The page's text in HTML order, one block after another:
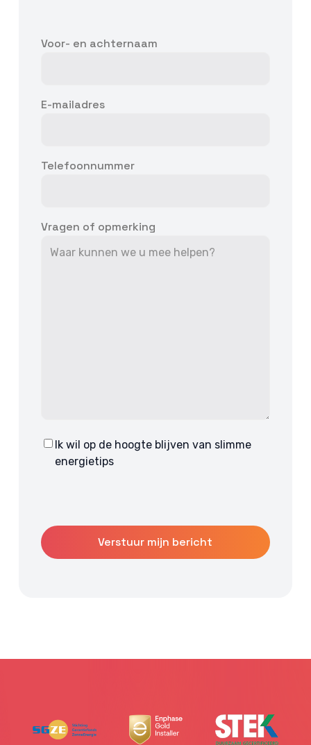
Voor- en achternaam
E-mailadres
Telefoonnummer
Vragen of opmerking
Consent
Ik wil op de hoogte blijven van slimme
energietips